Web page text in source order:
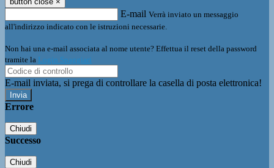
E-mail Verrà inviato un messaggio
all'indirizzo indicato con le istruzioni necessarie.
Non hai una e-mail associata al nome utente? Effettua il reset della password
tramite la Login Spaggiari
E-mail inviata, si prega di controllare la casella di posta elettronica!
Errore
Chiudi
Successo
Chiudi